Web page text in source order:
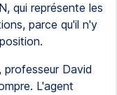
qui représente les
parce qu'il n'y
professeur David
L'agent